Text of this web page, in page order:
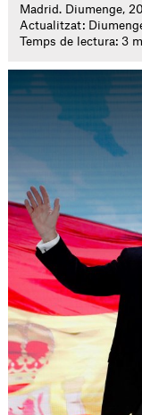
Madrid. Diumenge,
Actualitzat:
Temps de lectura: 3